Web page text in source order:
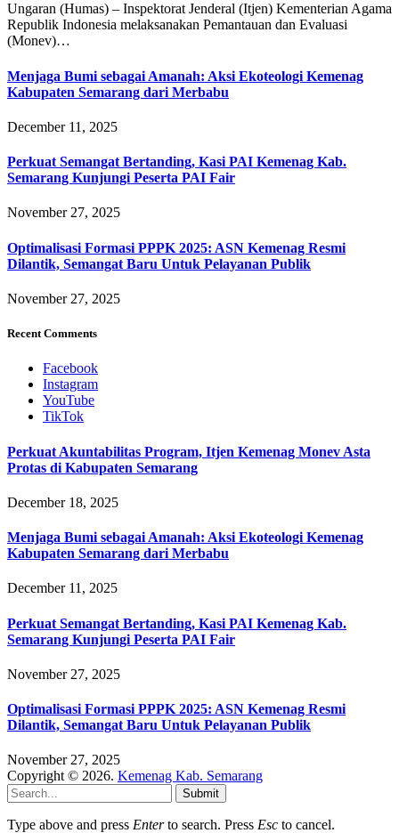
Ungaran (Humas) – Inspektorat Jenderal (Itjen) Kementerian Agama
Republik Indonesia melaksanakan Pemantauan dan Evaluasi
(Monev)…
Menjaga Bumi sebagai Amanah: Aksi Ekoteologi Kemenag
Kabupaten Semarang dari Merbabu
December 11, 2025
Perkuat Semangat Bertanding, Kasi PAI Kemenag Kab.
Semarang Kunjungi Peserta PAI Fair
November 27, 2025
Optimalisasi Formasi PPPK 2025: ASN Kemenag Resmi
Dilantik, Semangat Baru Untuk Pelayanan Publik
November 27, 2025
Recent Comments
Facebook
Instagram
YouTube
TikTok
Perkuat Akuntabilitas Program, Itjen Kemenag Monev Asta
Protas di Kabupaten Semarang
December 18, 2025
Menjaga Bumi sebagai Amanah: Aksi Ekoteologi Kemenag
Kabupaten Semarang dari Merbabu
December 11, 2025
Perkuat Semangat Bertanding, Kasi PAI Kemenag Kab.
Semarang Kunjungi Peserta PAI Fair
November 27, 2025
Optimalisasi Formasi PPPK 2025: ASN Kemenag Resmi
Dilantik, Semangat Baru Untuk Pelayanan Publik
November 27, 2025
Copyright © 2026. Kemenag Kab. Semarang
Submit
Type above and press Enterto search. Press Esc to cancel.